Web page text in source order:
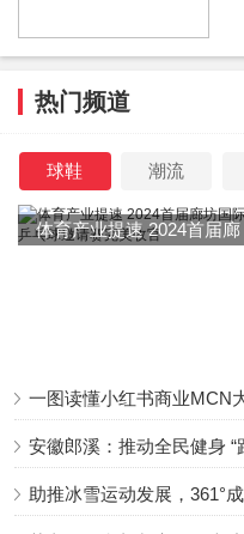
5G邮轮、依托清华美院的
术空间、与中国最具影响
现全新艺术歌舞剧《马可•
创新举措。以“魔都”命名
号上演。
爱达•魔都号计划于2023
国际航线，执航日本及东
路”等中长航线，打造长
择，以邮轮为载体，展现
国文化、增进中外交流，更
热门频道
球鞋 潮流
体育产业提速 2024首届廊
安徽郎溪：推动全民健身 “
助推冰雪运动发展，361°